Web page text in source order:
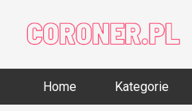
content
Home Kategorie